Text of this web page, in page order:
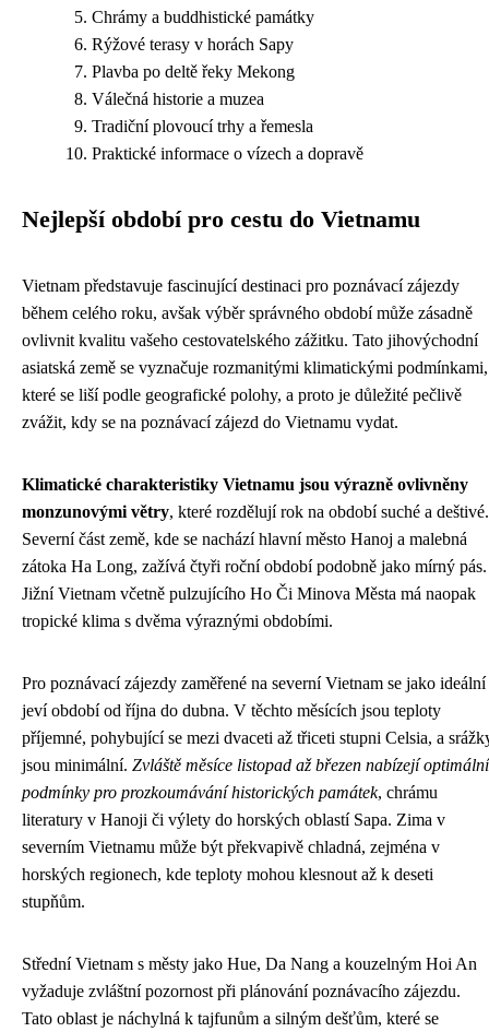
Chrámy a buddhistické památky
Rýžové terasy v horách Sapy
Plavba po deltě řeky Mekong
Válečná historie a muzea
Tradiční plovoucí trhy a řemesla
Praktické informace o vízech a dopravě
Nejlepší období pro cestu do Vietnamu
Vietnam představuje fascinující destinaci pro poznávací zájezdy
během celého roku, avšak výběr správného období může zásadně
ovlivnit kvalitu vašeho cestovatelského zážitku. Tato jihovýchodní
asiatská země se vyznačuje rozmanitými klimatickými podmínkami,
které se liší podle geografické polohy, a proto je důležité pečlivě
zvážit, kdy se na poznávací zájezd do Vietnamu vydat.
Klimatické charakteristiky Vietnamu jsou výrazně ovlivněny
monzunovými větry, které rozdělují rok na období suché a deštivé.
Severní část země, kde se nachází hlavní město Hanoj a malebná
zátoka Ha Long, zažívá čtyři roční období podobně jako mírný pás.
Jižní Vietnam včetně pulzujícího Ho Či Minova Města má naopak
tropické klima s dvěma výraznými obdobími.
Pro poznávací zájezdy zaměřené na severní Vietnam se jako ideální
jeví období od října do dubna. V těchto měsících jsou teploty
příjemné, pohybující se mezi dvaceti až třiceti stupni Celsia, a
jsou minimální. Zvláště měsíce listopad až březen nabízejí optimální
podmínky pro prozkoumávání historických památek, chrámu
literatury v Hanoji či výlety do horských oblastí Sapa. Zima v
severním Vietnamu může být překvapivě chladná, zejména v
horských regionech, kde teploty mohou klesnout až k deseti
stupňům.
Střední Vietnam s městy jako Hue, Da Nang a kouzelným Hoi An
vyžaduje zvláštní pozornost při plánování poznávacího zájezdu.
Tato oblast je náchylná k tajfunům a silným dešťům, které se